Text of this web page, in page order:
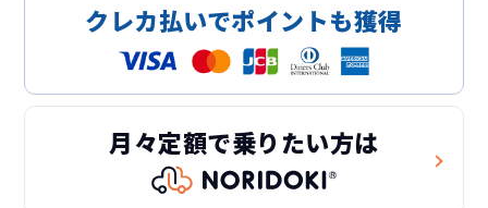
クレカ払いでポイントも獲得
月々定額で乗りたい方は